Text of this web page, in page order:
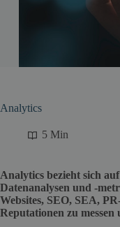
Analytics
5 Min
Analytics bezieht sich
Datenanalysen und -
Websites, SEO, SEA,
Reputationen zu